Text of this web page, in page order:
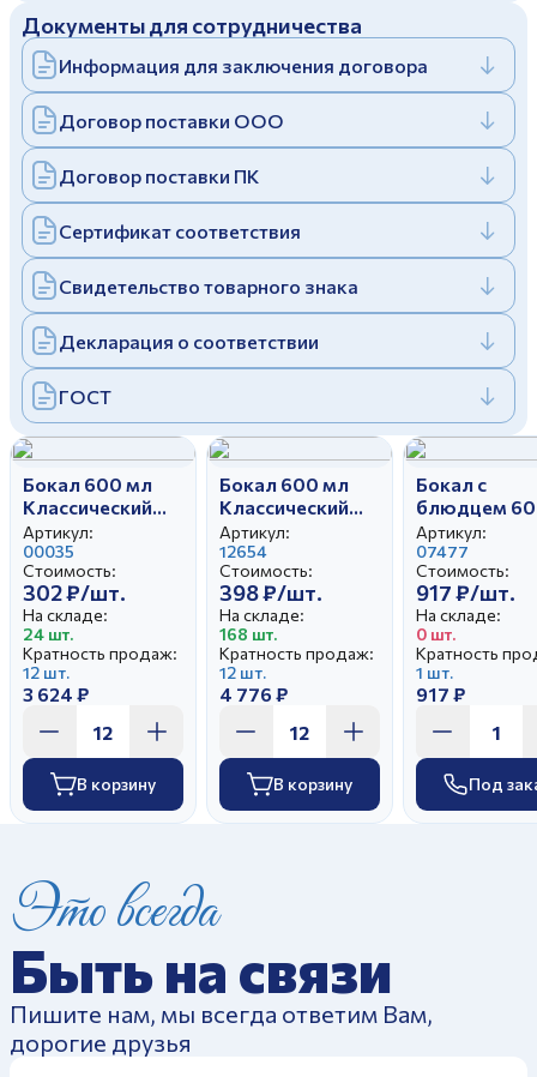
Отправить
Заполняя и отправляя форму, вы соглашаетесь
cполитикой конфиденциальности
Заполняя и отправляя форму, вы соглашаетесь
cполитикой конфиденциальности
Дулевский фарфоровый завод ©
Политика конфиденциальности
Документы для сотрудничества
Информация для заключения договора
Договор поставки ООО
Договор поставки ПК
Сертификат соответствия
Свидетельство товарного знака
Декларация о соответствии
ГОСТ
Бокал 600 мл
Классический
Любовные
истории
Артикул:
00035
Стоимость:
302 ₽/шт.
На складе:
24 шт.
Кратность продаж:
12 шт.
3 624 ₽
В корзину
Бокал 600 мл
Классический
Весенний
калейдоскоп
Артикул:
12654
Стоимость:
398 ₽/шт.
На складе:
168 шт.
Кратность продаж:
12 шт.
4 776 ₽
В корзину
Бокал с
блюдцем
мл
Артикул:
07477
Стоимость:
917 ₽/шт.
На складе:
0 шт.
Кратность
1 шт.
917 ₽
Под
Это всегда
Быть на связи
Пишите нам, мы всегда ответим Вам,
дорогие друзья